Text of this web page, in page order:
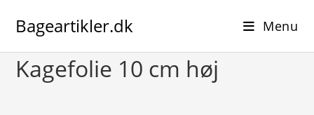
Bageartikler.dk Menu
Kagefolie 10 cm høj